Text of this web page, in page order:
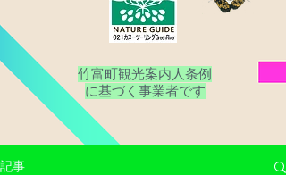
竹富町観光案内人条例
​に基づく事業者です
記事